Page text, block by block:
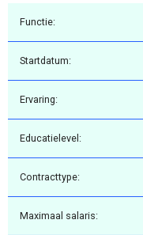
Functie:
Startdatum:
Ervaring:
Educatielevel:
Contracttype:
Maximaal salaris: